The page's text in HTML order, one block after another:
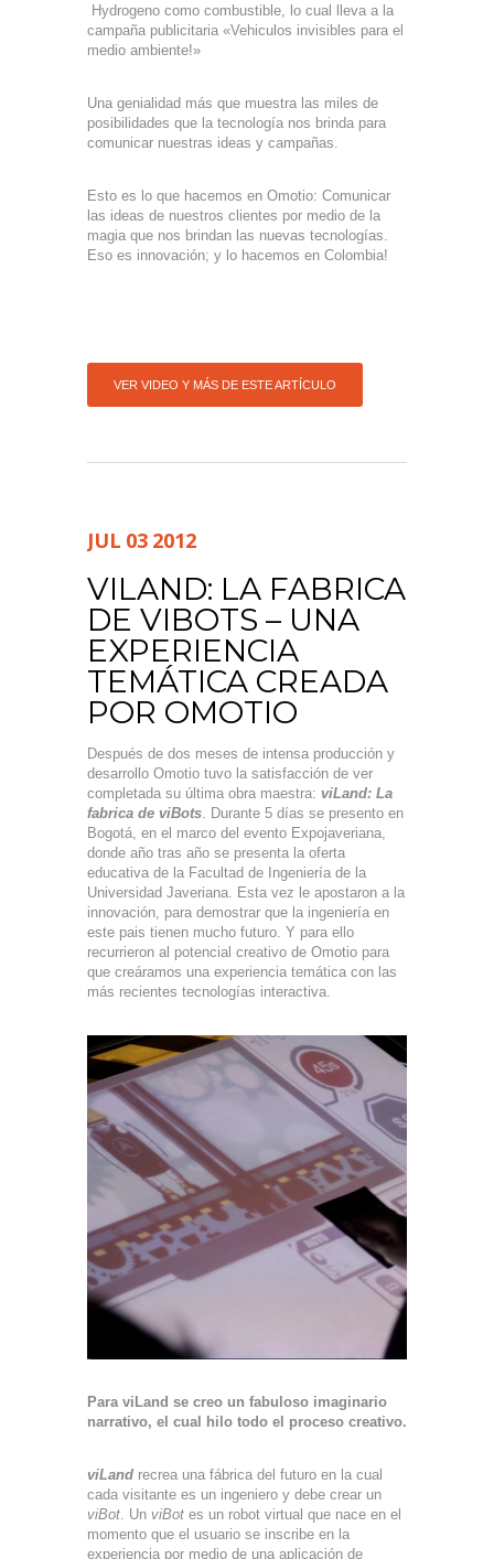
Hydrogeno como combustible, lo cual lleva a la
campaña publicitaria «Vehiculos invisibles para el
medio ambiente!»
Una genialidad más que muestra las miles de
posibilidades que la tecnología nos brinda para
comunicar nuestras ideas y campañas.
Esto es lo que hacemos en Omotio: Comunicar
las ideas de nuestros clientes por medio de la
magia que nos brindan las nuevas tecnologías.
Eso es innovación; y lo hacemos en Colombia!
VER VIDEO Y MÁS DE ESTE ARTÍCULO
JUL 03 2012
VILAND: LA FABRICA
DE VIBOTS – UNA
EXPERIENCIA
TEMÁTICA CREADA
POR OMOTIO
Después de dos meses de intensa producción y
desarrollo Omotio tuvo la satisfacción de ver
completada su última obra maestra: viLand: La
fabrica de viBots. Durante 5 días se presento en
Bogotá, en el marco del evento Expojaveriana,
donde año tras año se presenta la oferta
educativa de la Facultad de Ingeniería de la
Universidad Javeriana. Esta vez le apostaron a la
innovación, para demostrar que la ingeniería en
este pais tienen mucho futuro. Y para ello
recurrieron al potencial creativo de Omotio para
que creáramos una experiencia temática con las
más recientes tecnologías interactiva.
Para viLand se creo un fabuloso imaginario
narrativo, el cual hilo todo el proceso creativo.
viLand recrea una fábrica del futuro en la cual
cada visitante es un ingeniero y debe crear un
viBot. Un viBot es un robot virtual que nace en el
momento que el usuario se inscribe en la
experiencia por medio de una aplicación de